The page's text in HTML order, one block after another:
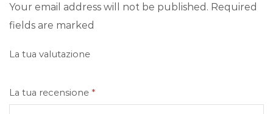
Your email address will not be published. Required
fields are marked
La tua valutazione
La tua recensione *